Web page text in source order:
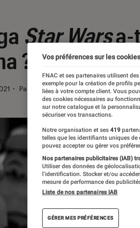
Star Warsa-
?
・ Par Alexandre Manceau
Vos préférences sur les cookies
FNAC et ses partenaires utilisent
exemple pour la création de profils
liées à votre compte client. Vous
des cookies nécessaires au
sur notre catalogue et la
sécuriser vos transactions.
Notre organisation et ses 419
telles que les identifiants uniques
pouvez accepter ou gérer vos
Nos partenaires publicitaires (IAB)
Utiliser des données de
l’identification. Stocker et/ou
mesure de performance des
Liste de nos partenaires IAB
GÉRER MES PRÉFÉRENCES